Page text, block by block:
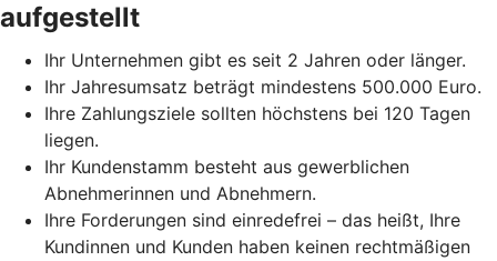
aufgestellt
Ihr Unternehmen gibt es seit 2 Jahren oder länger.
Ihr Jahresumsatz beträgt mindestens 500.000 Euro.
Ihre Zahlungsziele sollten höchstens bei 120 Tagen
liegen.
Ihr Kundenstamm besteht aus gewerblichen
Abnehmerinnen und Abnehmern.
Ihre Forderungen sind einredefrei – das heißt, Ihre
Kundinnen und Kunden haben keinen rechtmäßigen